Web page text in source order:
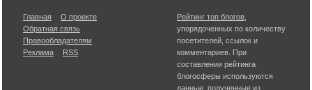
Главная
О проекте
Обратная связь
Правообладателям
Реклама
RSS
Рейтинг топ блогов
упорядоченных по количеству
посетителей, ссылок и
комментариев. При
составлении рейтинга
блогосферы используются
данные, полученные из